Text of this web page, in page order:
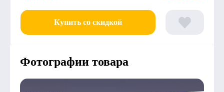
Купить со скидкой
Фотографии товара